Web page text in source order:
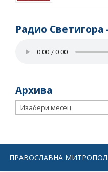
Радио Светигора
Архива
Архива
ПРАВОСЛАВНА